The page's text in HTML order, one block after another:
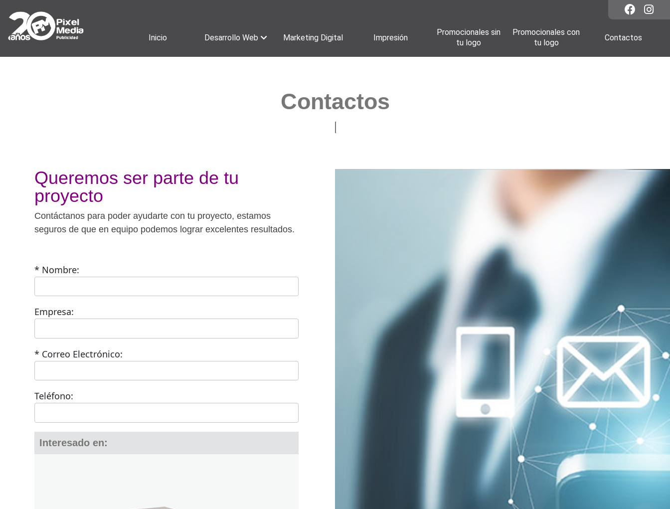
Inicio Desarrollo Web Marketing Digital Impresión
Promocionales sin
tu logo
Promocionales con
tu logo
Contactos
Contactos
Queremos ser parte de tu
proyecto
Contáctanos para poder ayudarte con tu proyecto, estamos
seguros de que en equipo podemos lograr excelentes resultados.
* Nombre:
Empresa:
* Correo Electrónico:
Teléfono:
Interesado en: